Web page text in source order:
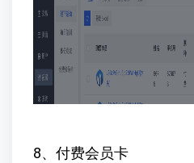
8、付费会员卡